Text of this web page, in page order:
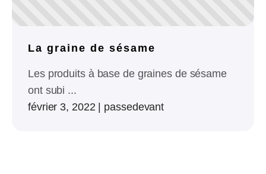
La graine de sésame
Les produits à base de graines de sésame
ont subi ...
février 3, 2022| passedevant